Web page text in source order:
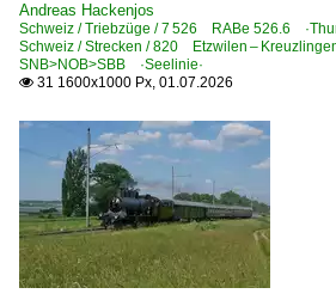
Andreas Hackenjos
Schweiz / Triebzüge / 7 526 RABe 526.6
Schweiz / Strecken / 820 Etzwilen –
SNB>NOB>SBB ·Seelinie·
 31 1600x1000 Px, 01.07.2026